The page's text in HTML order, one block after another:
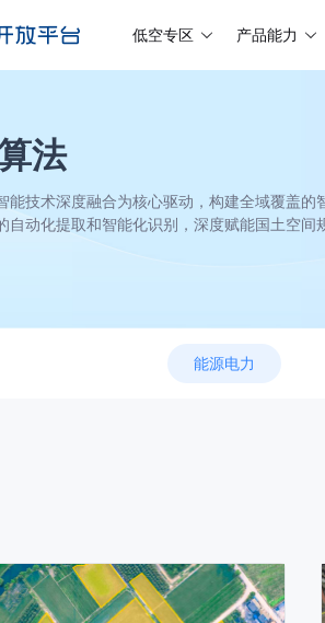
低空专区 产品能力
法
能技术深度融合为核心驱动，构建全域覆盖
自动化提取和智能化识别，深度赋能国土空
能源电力